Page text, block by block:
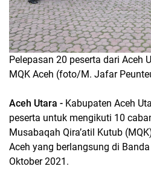
Pelepasan 20 peserta dari Aceh
MQK Aceh (foto/M. Jafar
Aceh Utara - Kabupaten Aceh
peserta untuk mengikuti 10
Musabaqah Qira’atil Kutub
Aceh yang berlangsung di
Oktober 2021.